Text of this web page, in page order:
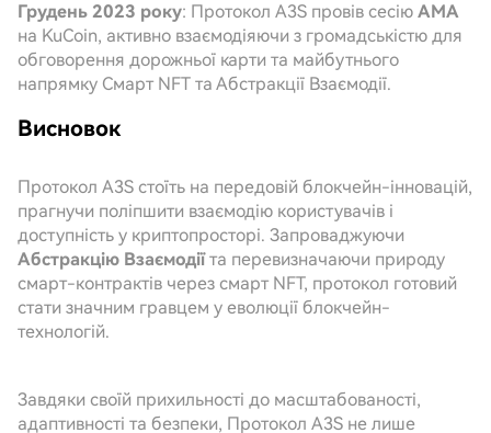
Грудень 2023 року: Протокол A3S провів сесію AMA
на KuCoin, активно взаємодіяючи з громадськістю для
обговорення дорожньої карти та майбутнього
напрямку Смарт NFT та Абстракції Взаємодії.
Висновок
Протокол A3S стоїть на передовій блокчейн-інновацій,
прагнучи поліпшити взаємодію користувачів і
доступність у криптопросторі. Запроваджуючи
Абстракцію Взаємодіїта перевизначаючи природу
смарт-контрактів через смарт NFT, протокол готовий
стати значним гравцем у еволюції блокчейн-
технологій.
Завдяки своїй прихильності до масштабованості,
адаптивності та безпеки, Протокол A3S не лише